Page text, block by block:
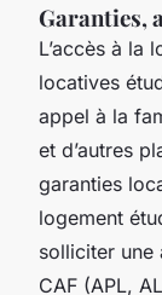
Garanties,
L’accès à la
locatives
appel à la
et d’autres
garanties
logement
solliciter une
CAF (APL,